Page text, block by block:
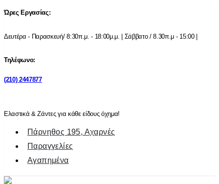
Ώρες Εργασίας:
Δευτέρα - Παρασκευή/ 8:30π.μ. - 18:00μ.μ. | Σάββατο / 8.30π.μ - 15:00 |
Τηλέφωνο:
(210) 2447877
Ελαστικά & Ζάντες για κάθε είδους όχημα!
Πάρνηθος 195, Αχαρνές
Παραγγελίες
Αγαπημένα